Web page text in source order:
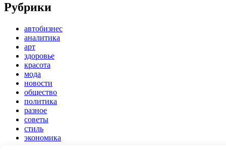
Рубрики
автобизнес
аналитика
арт
здоровье
красота
мода
новости
общество
политика
разное
советы
стиль
экономика